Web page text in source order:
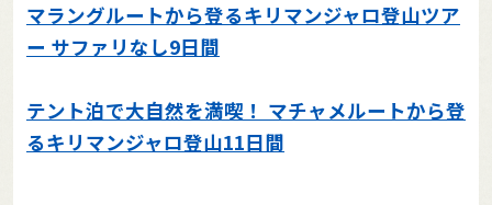
マラングルートから登るキリマンジャロ登山ツア
ー サファリなし9日間
テント泊で大自然を満喫！ マチャメルートから登
るキリマンジャロ登山11日間
1/ 37